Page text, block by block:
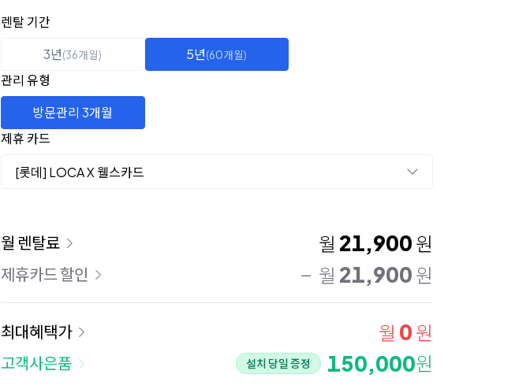
옵션 선택
렌탈 선택
렌탈 기간
3년(36개월) 5년(60개월)
관리 유형
방문관리 3개월
제휴 카드
[롯데] LOCA X 웰스카드
이용 요금
월 렌탈료 월 21,900 원
제휴카드 할인 월 21,900 원
최대혜택가 월 0 원
고객사은품 설치 당일 증정 150,000원